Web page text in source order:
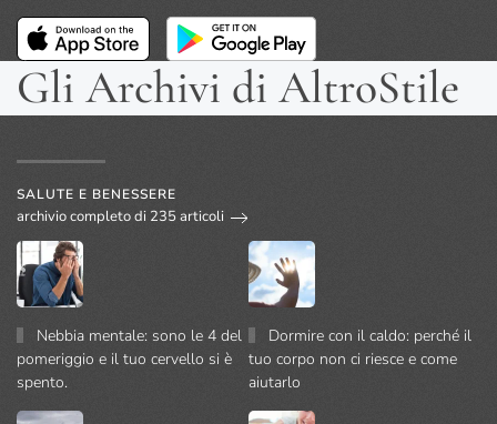
Gli Archivi di AltroStile
SALUTE E BENESSERE
archivio completo di 235 articoli
Nebbia mentale: sono le 4 del
pomeriggio e il tuo cervello si è
spento.
Dormire con il caldo: perché il
tuo corpo non ci riesce e come
aiutarlo